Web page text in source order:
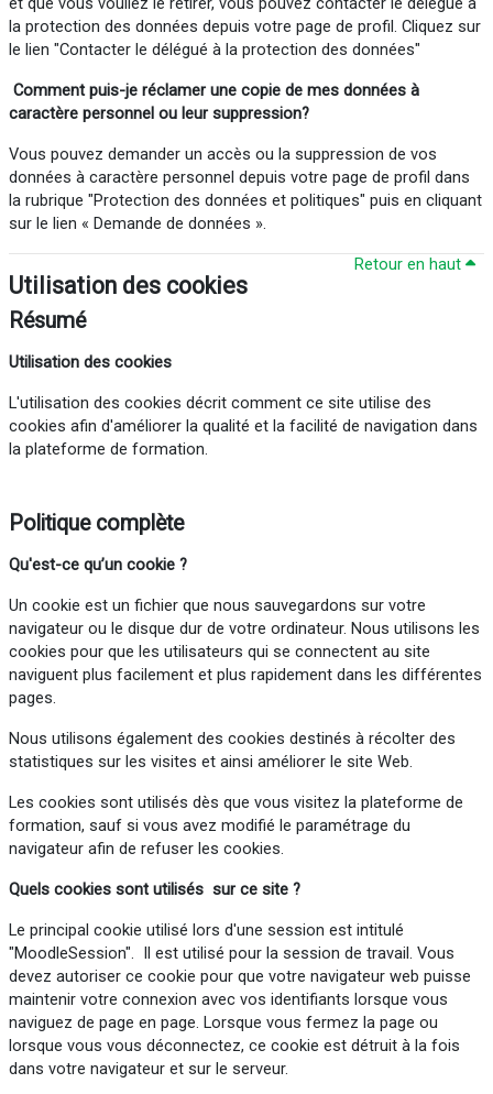
la protection des données depuis votre page de profil. Cliquez sur
le lien "Contacter le délégué à la protection des données"
Comment puis-je réclamerune copie de mes données à
caractère personnel ou leursuppression?
Vous pouvez demander un accès ou la suppression de vos
données à caractère personnel depuis votre page de profil dans
la rubrique "Protection des données et politiques" puis en cliquant
sur le lien « Demande de données ».
Retour en haut
Utilisation des cookies
Résumé
Utilisation des cookies
L'utilisation des cookies décrit comment ce site utilise des
cookies afin d'améliorer la qualité et la facilité de navigation dans
la plateforme de formation.
Politique complète
Qu'est-ce qu’un cookie ?
Un cookie est un fichier que nous sauvegardons sur votre
navigateur ou le disque dur de votre ordinateur. Nous utilisons les
cookies pour que les utilisateurs qui se connectent au site
naviguent plus facilement et plus rapidement dans les différentes
pages.
Nous utilisons également des cookies destinés à récolter des
statistiques sur les visites et ainsi améliorer le site Web.
Les cookies sont utilisés dès que vous visitez la plateforme de
formation, sauf si vous avez modifié le paramétrage du
navigateur afin de refuser les cookies.
Quels cookies sont utilisés sur ce site ?
Le principal cookie utilisé lors d'une session est intitulé
"MoodleSession". Il est utilisé pour la session de travail. Vous
devez autoriser ce cookie pour que votre navigateur web puisse
maintenir votre connexion avec vos identifiants lorsque vous
naviguez de page en page. Lorsque vous fermez la page ou
lorsque vous vous déconnectez, ce cookie est détruit à la fois
dans votre navigateur et sur le serveur.